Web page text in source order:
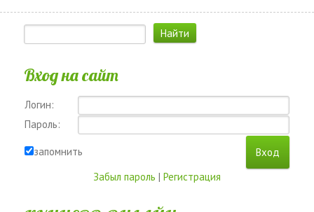
Вход на сайт
Логин:
Пароль:
запомнить
Забыл пароль | Регистрация